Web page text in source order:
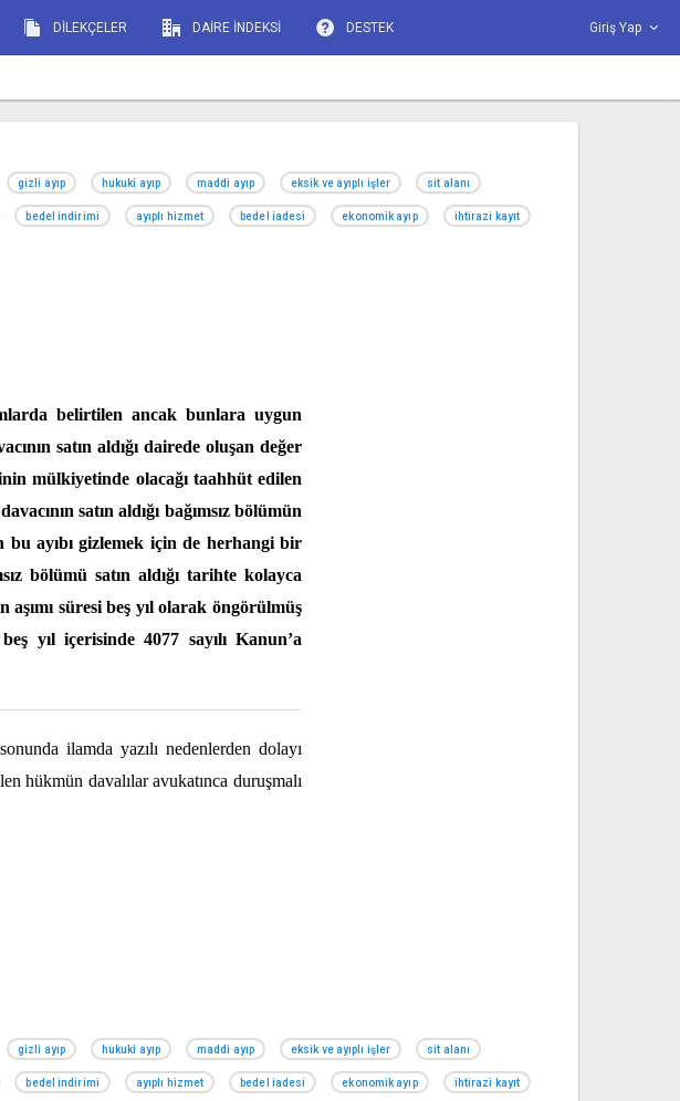
DİLEKÇELER DAİRE İNDEKSİ DESTEK Giriş Yap
gizli ayıp hukuki ayıp maddi ayıp eksik ve ayıplı işler sit alanı
bedel indirimi ayıplı hizmet bedel iadesi ekonomik ayıp ihtirazi kayıt
belirtilen ancak bunlara uygun
satın aldığı dairede oluşan değer
mülkiyetinde olacağı taahhüt edilen
satın aldığı bağımsız bölümün
bu ayıbı gizlemek için de herhangi bir
bölümü satın aldığı tarihte kolayca
süresi beş yıl olarak öngörülmüş
yıl içerisinde 4077 sayılı Kanun’a
ilamda yazılı nedenlerden dolayı
hükmün davalılar avukatınca duruşmalı
gizli ayıp hukuki ayıp maddi ayıp eksik ve ayıplı işler sit alanı
bedel indirimi ayıplı hizmet bedel iadesi ekonomik ayıp ihtirazi kayıt